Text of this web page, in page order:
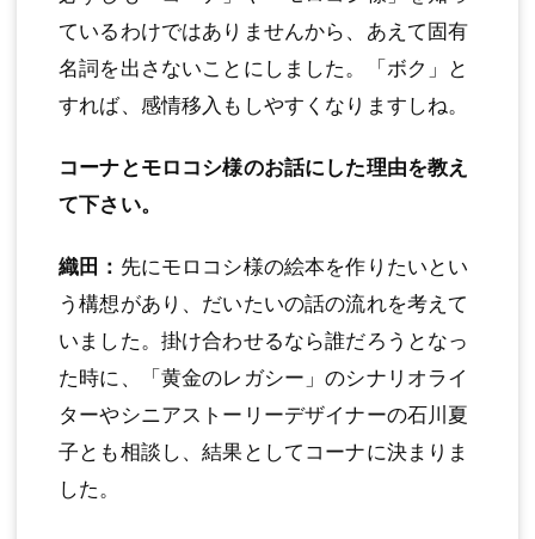
ているわけではありませんから、あえて固有
名詞を出さないことにしました。「ボク」と
すれば、感情移入もしやすくなりますしね。
コーナとモロコシ様のお話にした理由を教え
て下さい。
織田： 先にモロコシ様の絵本を作りたいとい
う構想があり、だいたいの話の流れを考えて
いました。掛け合わせるなら誰だろうとなっ
た時に、「黄金のレガシー」のシナリオライ
ターやシニアストーリーデザイナーの石川夏
子とも相談し、結果としてコーナに決まりま
した。